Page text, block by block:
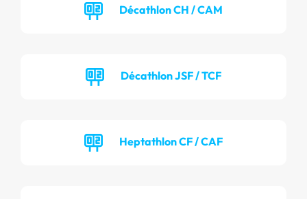
Décathlon CH / CAM
Décathlon JSF / TCF
Heptathlon CF / CAF